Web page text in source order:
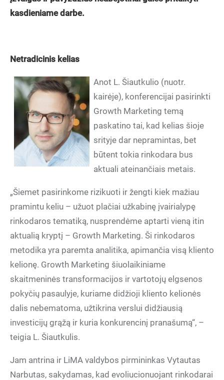
kasdieniame darbe.
Netradicinis kelias
Anot L. Šiautkulio (nuotr.
kairėje), konferencijai pasirinkti
Growth Marketing temą
paskatino tai, kad kelias šioje
srityje dar nepramintas, bet
būtent tokia rinkodara bus
aktuali ateinančiais metais.
„Šiemet pasirinkome rizikuoti ir žengti kiek mažiau
pramintu keliu – užuot plačiai užkabinę įvairialypę
rinkodaros tematiką, nusprendėme aptarti vieną itin
aktualią kryptį – Growth Marketing. Ši rinkodaros
metodika yra paremta analitika, apimančia visą kliento
kelionę. Growth Marketing šiuolaikiniame
skaitmeninės transformacijos ir vartotojų elgsenos
pokyčių pasaulyje, kuriame didžioji kliento kelionės
dalis nebematoma, užtikrina verslui didžiausią
investicijų grąžą ir kuria konkurencinį pranašumą“, –
teigia L. Šiautkulis.
Jam antrina ir LiMA valdybos pirmininkas Vytautas
Narbutas, sakydamas, kad evoliucionuojant rinkodarai